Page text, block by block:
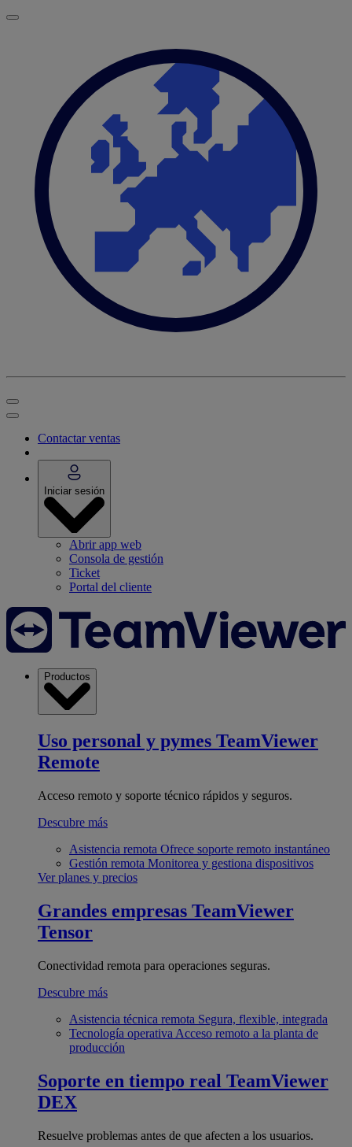
Contactar ventas
Iniciar sesión
Abrir app web
Consola de gestión
Ticket
Portal del cliente
Productos
Uso personal y pymes TeamViewer
Remote
Acceso remoto y soporte técnico rápidos y seguros.
Descubre más
Asistencia remota Ofrece soporte remoto instantáneo
Gestión remota Monitorea y gestiona dispositivos
Ver planes y precios
Grandes empresas TeamViewer
Tensor
Conectividad remota para operaciones seguras.
Descubre más
Asistencia técnica remota Segura, flexible, integrada
Tecnología operativa Acceso remoto a la planta de
producción
Soporte en tiempo real TeamViewer
DEX
Resuelve problemas antes de que afecten a los usuarios.